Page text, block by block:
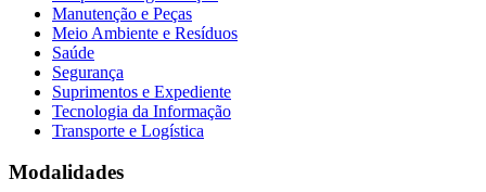
Manutenção e Peças
Meio Ambiente e Resíduos
Saúde
Segurança
Suprimentos e Expediente
Tecnologia da Informação
Transporte e Logística
Modalidades